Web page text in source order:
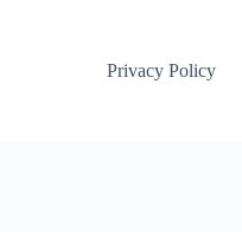
Privacy Policy